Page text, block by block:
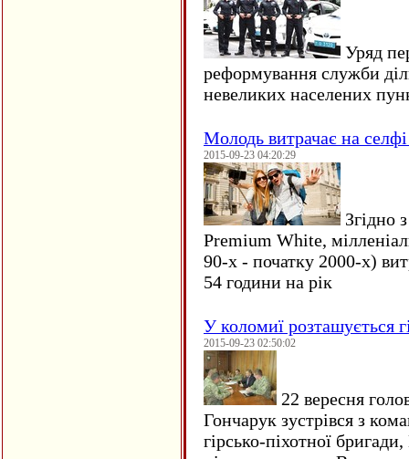
Уряд
реформування служби
невеликих населених
Молодь витрачає на
2015-09-23 04:20:29
Згідно
Premium White,
90-х - початку 2000-х)
54 години на рік
У коломиї розташується
2015-09-23 02:50:02
22 вересня
Гончарук зустрівся з
гірсько-піхотної